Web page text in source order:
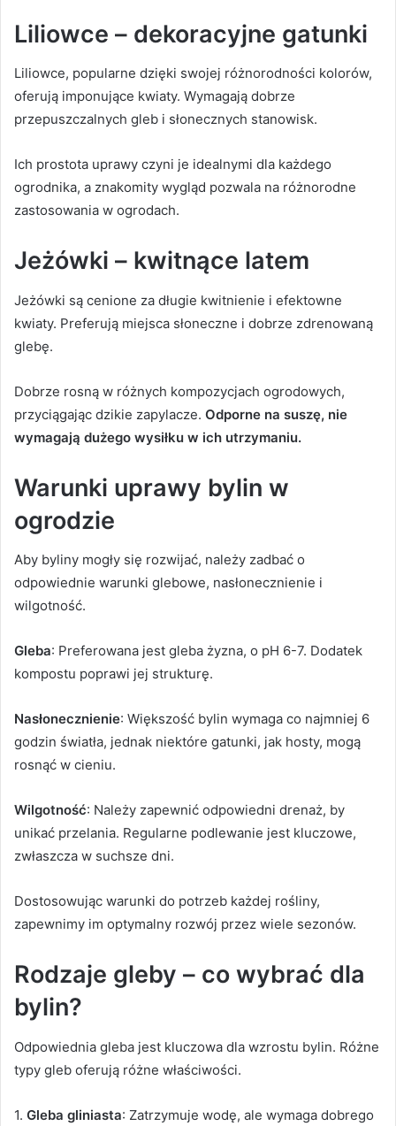
Liliowce – dekoracyjne gatunki
Liliowce, popularne dzięki swojej różnorodności kolorów,
oferują imponujące kwiaty. Wymagają dobrze
przepuszczalnych gleb i słonecznych stanowisk.
Ich prostota uprawy czyni je idealnymi dla każdego
ogrodnika, a znakomity wygląd pozwala na różnorodne
zastosowania w ogrodach.
Jeżówki – kwitnące latem
Jeżówki są cenione za długie kwitnienie i efektowne
kwiaty. Preferują miejsca słoneczne i dobrze zdrenowaną
glebę.
Dobrze rosną w różnych kompozycjach ogrodowych,
przyciągając dzikie zapylacze. Odporne na suszę, nie
wymagają dużego wysiłku w ich utrzymaniu.
Warunki uprawy bylin w
ogrodzie
Aby byliny mogły się rozwijać, należy zadbać o
odpowiednie warunki glebowe, nasłonecznienie i
wilgotność.
Gleba: Preferowana jest gleba żyzna, o pH 6-7. Dodatek
kompostu poprawi jej strukturę.
Nasłonecznienie: Większość bylin wymaga co najmniej 6
godzin światła, jednak niektóre gatunki, jak hosty, mogą
rosnąć w cieniu.
Wilgotność: Należy zapewnić odpowiedni drenaż, by
unikać przelania. Regularne podlewanie jest kluczowe,
zwłaszcza w suchsze dni.
Dostosowując warunki do potrzeb każdej rośliny,
zapewnimy im optymalny rozwój przez wiele sezonów.
Rodzaje gleby – co wybrać dla
bylin?
Odpowiednia gleba jest kluczowa dla wzrostu bylin. Różne
typy gleb oferują różne właściwości.
1. Gleba gliniasta: Zatrzymuje wodę, ale wymaga dobrego